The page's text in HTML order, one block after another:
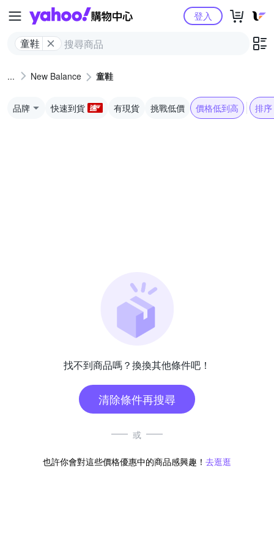
Yahoo購物中心
童鞋
登入
New Balance 童鞋
品牌 快速到貨 有現貨 挑戰低價 價格低到高 排序
找不到商品嗎？換換其他條件吧！
清除條件再搜尋
或
也許你會對這些價格優惠中的商品感興趣！ 去逛逛